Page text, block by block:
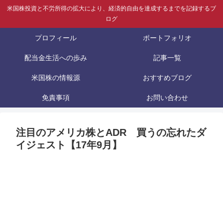
米国株投資と不労所得の拡大により、経済的自由を達成するまでを記録するブ
ログ
プロフィール ポートフォリオ
配当金生活への歩み 記事一覧
米国株の情報源 おすすめブログ
免責事項 お問い合わせ
注目のアメリカ株とADR 買うの忘れたダ
イジェスト【17年9月】